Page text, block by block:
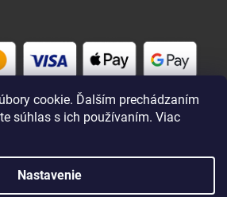
cookie. Ďalším prechádzaním
súhlas s ich používaním. Viac
Nastavenie